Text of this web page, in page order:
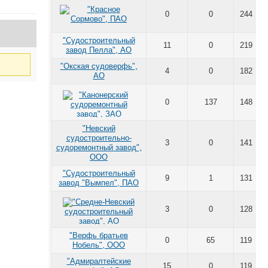
0 0 244
"Судостроительный
завод Пелла", АО
11 0 219
"Окская судоверфь",
АО
4 0 182
0 137 148
"Невский
судостроительно-
судоремонтный завод",
ООО
3 0 141
"Судостроительный
завод "Вымпел", ПАО
9 1 131
3 0 128
"Верфь братьев
Нобель", ООО
0 65 119
"Адмиралтейские
15 0 119